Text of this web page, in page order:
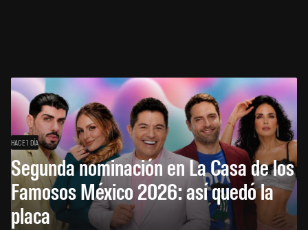
HACE 1 DÍA
Segunda nominación en La Casa de los
Famosos México 2026: así quedó la
placa